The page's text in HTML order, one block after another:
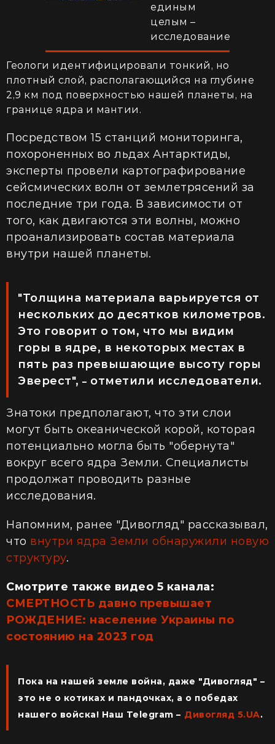
единым
целым –
исследование
Геологи идентифицировали тонкий, но
плотный слой, располагающийся на глубине
2,9 км под поверхностью нашей планеты, на
границе ядра и мантии.
Посредством 15 станций мониторинга,
похороненных во льдах Антарктиды,
эксперты провели картографирование
сейсмических волн от землетрясений за
последние три года. В зависимости от
того, как двигаются эти волны, можно
проанализировать состав материала
внутри нашей планеты.
"Толщина материала варьируется от
нескольких до десятков километров.
Это говорит о том, что мы видим
горы в ядре, в некоторых местах в
пять раз превышающие высоту горы
Эверест", – отметили исследователи.
Знатоки предполагают, что эти слои
могут быть океанической корой, которая
потенциально могла быть "обернута"
вокруг всего ядра Земли. Специалисты
продолжат проводить разные
исследования.
Напомним, ранее "Дивогляд" рассказывал,
что внутри ядра Земли обнаружили новую
структуру.
Смотрите также видео 5 канала:
СМЕРТНОСТЬ давно превышает
РОЖДЕНИЕ: население Украины по
состоянию на 2023 год
Пока на нашей земле война, даже "Дивогляд" –
это не о котиках и пандочках, а о победах
нашего войска! Наш Telegram – Дивогляд 5.UA.